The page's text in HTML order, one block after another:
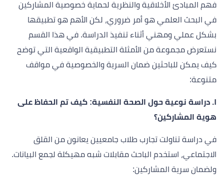
فهم المبادئ الأخلاقية والنظرية لحماية خصوصية المشاركين
في البحث العلمي هو أمر ضروري، لكن الأهم هو تطبيقها
بشكل عملي ومهني أثناء تنفيذ الدراسة. في هذا القسم
نستعرض مجموعة من الأمثلة التطبيقية الواقعية التي توضح
كيف يمكن للباحثين ضمان السرية والخصوصية في مواقف
متنوعة:
١. دراسة نوعية حول الصحة النفسية: كيف تم الحفاظ على
هوية المشاركين؟
في دراسة تناولت تجارب طلاب جامعيين يعانون من القلق
الاجتماعي، استخدم الباحث مقابلات شبه مهيكلة لجمع البيانات.
ولضمان سرية المشاركين: